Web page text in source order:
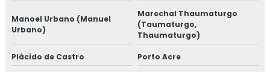
Manoel Urbano (Manuel
Urbano)
Marechal Thaumaturgo
(Taumaturgo,
Thaumaturgo)
Plácido de Castro Porto Acre